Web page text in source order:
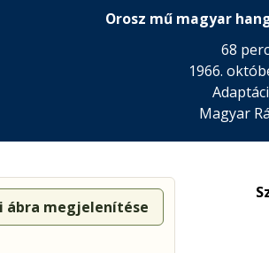
Orosz mű magyar
68 perc
1966.
Magyar
ábra megjelenítése